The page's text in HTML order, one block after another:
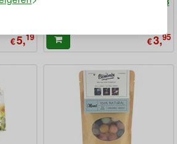
€5,19 €3,95